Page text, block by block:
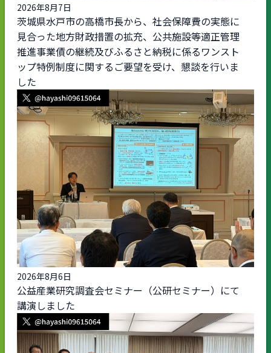
2026年8月7日
茨城県水戸市の高橋市長から、社会保障費の実態に
見合った地方財政措置の拡充、公共施設等適正管理
推進事業債の継続及びふるさと納税に係るワンスト
ップ特例制度に関するご要望を受け、懇談を行いま
した
2026年8月6日
公益産業研究調査会セミナー（公研セミナー）にて
講演しました